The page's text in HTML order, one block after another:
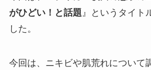
がひどい！と話題』というタイト
した。
今回は、ニキビや肌荒れについて